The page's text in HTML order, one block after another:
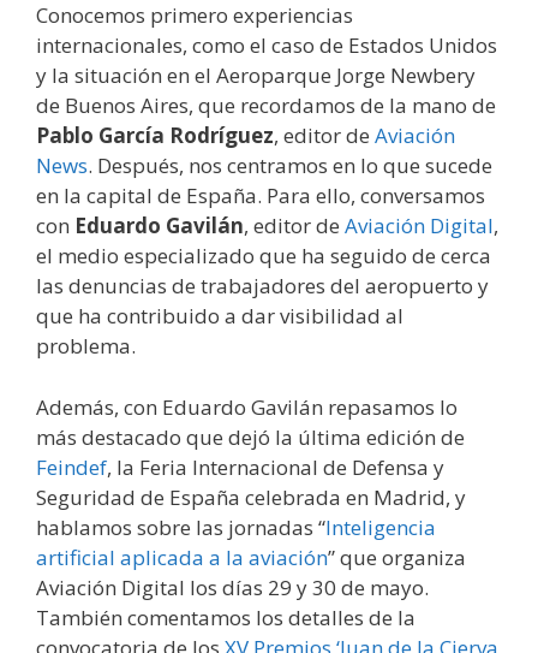
Conocemos primero experiencias
internacionales, como el caso de Estados Unidos
y la situación en el Aeroparque Jorge Newbery
de Buenos Aires, que recordamos de la mano de
Pablo García Rodríguez, editor de Aviación
News. Después, nos centramos en lo que sucede
en la capital de España. Para ello, conversamos
con Eduardo Gavilán, editor de Aviación Digital,
el medio especializado que ha seguido de cerca
las denuncias de trabajadores del aeropuerto y
que ha contribuido a dar visibilidad al
problema.
Además, con Eduardo Gavilán repasamos lo
más destacado que dejó la última edición de
Feindef, la Feria Internacional de Defensa y
Seguridad de España celebrada en Madrid, y
hablamos sobre las jornadas “Inteligencia
artificial aplicada a la aviación” que organiza
Aviación Digital los días 29 y 30 de mayo.
También comentamos los detalles de la
convocatoria de los XV Premios ‘Juan de la Cierva